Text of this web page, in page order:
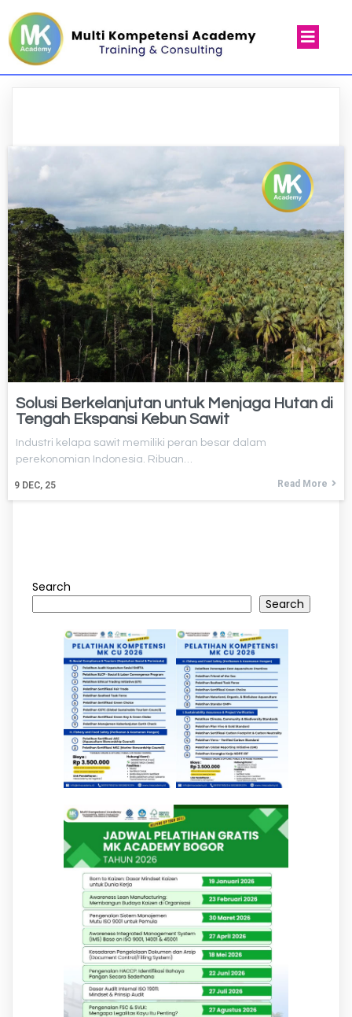
Solusi Berkelanjutan untuk Menjaga Hutan di
Tengah Ekspansi Kebun Sawit
9 DEC, 25
Industri kelapa sawit memiliki peran besar dalam
perekonomian Indonesia. Ribuan…
Read More
Search
Search